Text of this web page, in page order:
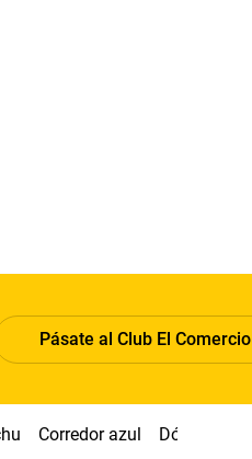
Pásate al Club El Comercio
Corredor azul Dólar